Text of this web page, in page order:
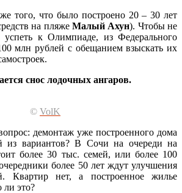
того, что было построено 20 – 30 лет
на пляжеМалый Ахун). Чтобы не
успеть к Олимпиаде, из Федерального
млн рублей с обещанием взыскать их
снос лодочных ангаров.
© VolK
демонтаж уже построенного дома
из вариантов? В Сочи на очереди на
более 30 тыс. семей, или более 100
более 50 лет ждут улучшения
Квартир нет, а построенное жилье
ли это?